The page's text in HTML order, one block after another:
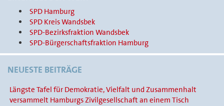
SPD Hamburg
SPD Kreis Wandsbek
SPD-Bezirksfraktion Wandsbek
SPD-Bürgerschaftsfraktion Hamburg
NEUESTE BEITRÄGE
Längste Tafel für Demokratie, Vielfalt und Zusammenhalt
versammelt Hamburgs Zivilgesellschaft an einem Tisch